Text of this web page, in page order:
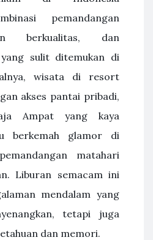
pemandangan
berkualitas, dan
sulit ditemukan di
wisata di resort
akses pantai pribadi,
Ampat yang kaya
berkemah glamor di
matahari
Liburan semacam ini
mendalam yang
tetapi juga
dan memori.